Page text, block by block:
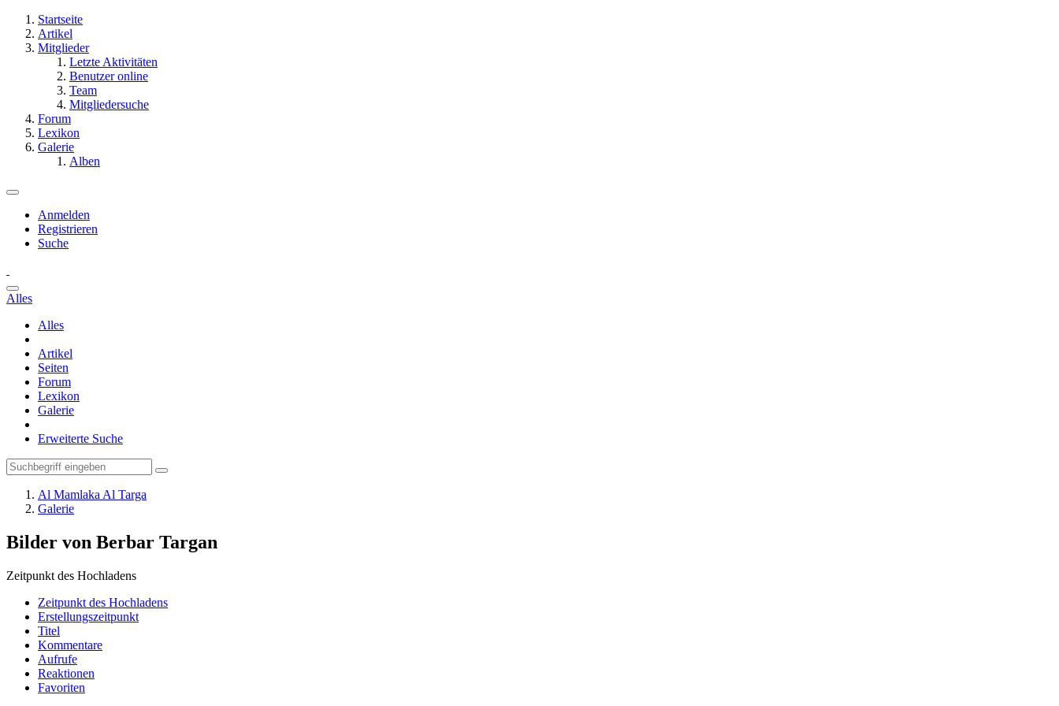
Startseite
Artikel
Mitglieder
Letzte Aktivitäten
Benutzer online
Team
Mitgliedersuche
Forum
Lexikon
Galerie
Alben
Anmelden
Registrieren
Suche
Alles
Alles
Artikel
Seiten
Forum
Lexikon
Galerie
Erweiterte Suche
Al Mamlaka Al Targa
Galerie
Bilder von Berbar Targan
Zeitpunkt des Hochladens
Zeitpunkt des Hochladens
Erstellungszeitpunkt
Titel
Kommentare
Aufrufe
Reaktionen
Favoriten